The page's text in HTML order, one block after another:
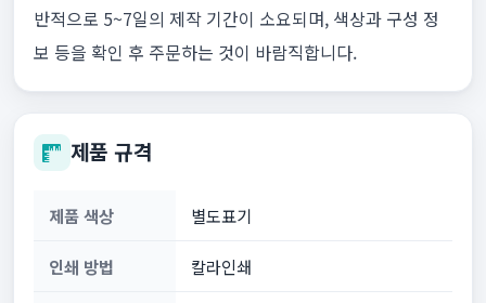
반적으로 5~7일의 제작 기간이 소요되며, 색상과 구성 정
보 등을 확인 후 주문하는 것이 바람직합니다.
제품 규격
제품 색상 별도표기
인쇄 방법 칼라인쇄